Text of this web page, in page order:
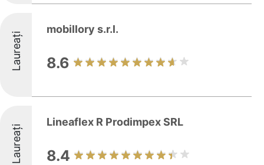
Laureați
mobillory s.r.l.
8.6
Laureați
Lineaflex R Prodimpex SRL
8.4